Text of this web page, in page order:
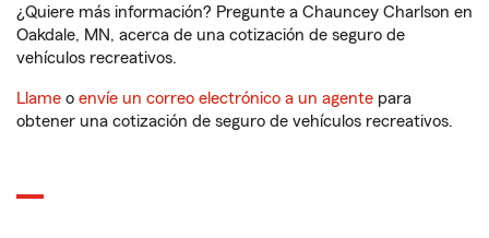
¿Quiere más información? Pregunte a Chauncey Charlson en
Oakdale, MN, acerca de una cotización de seguro de
vehículos recreativos.
Llame o envíe un correo electrónico a un agente para
obtener una cotización de seguro de vehículos recreativos.